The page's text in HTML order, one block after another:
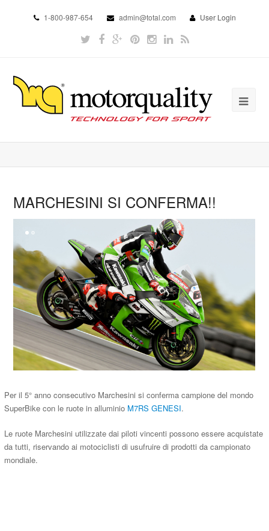
1-800-987-654 admin@total.com User Login
MARCHESINI SI CONFERMA!!
Per il 5° anno consecutivo Marchesini si conferma campione del mondo
SuperBike con le ruote in alluminio M7RS GENESI.
Le ruote Marchesini utilizzate dai piloti vincenti possono essere acquistate
da tutti, riservando ai motociclisti di usufruire di prodotti da campionato
mondiale.